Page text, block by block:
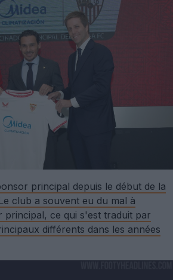
principal depuis le début de la
club a souvent eu du mal à
ce qui s'est traduit par
différents dans les années